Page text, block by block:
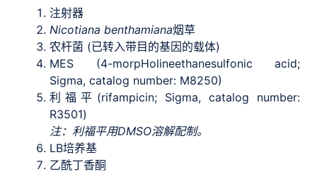
注射器
Nicotiana benthamiana烟草
农杆菌 (已转入带目的基因的载体)
MES (4-morpHolineethanesulfonic acid;
Sigma, catalog number: M8250)
利福平(rifampicin; Sigma, catalog number:
R3501)
注：利福平用DMSO溶解配制。
LB培养基
乙酰丁香酮